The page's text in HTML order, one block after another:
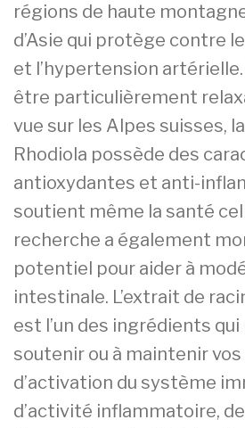
e
n
e
2
f
é
r
r
2
0
1
t
a
r
e
s
)
régions de haute
d’Asie qui protège contre
et l’hypertension
être particulièrement
vue sur les Alpes suisses,
Rhodiola possède des
antioxydantes et anti-
soutient même la santé
recherche a également
potentiel pour aider à
intestinale. L’extrait de
est l’un des ingrédients
soutenir ou à maintenir
d’activation du système
d’activité inflammatoire,